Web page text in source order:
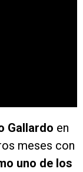
Gallardo en
meses con
uno de los